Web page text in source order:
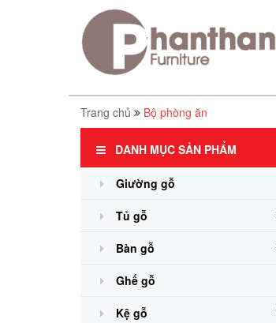
Trang chủ Bộ phòng ăn
DANH MỤC SẢN PHẨM
Giường gỗ
Tủ gỗ
Bàn gỗ
Ghế gỗ
Kệ gỗ
Gường ChunKy Gỗ Sồi
1m6/1m8
7.900.000₫
Giường hộc kéo - gỗ
sồi đầu cong
6.990.000₫